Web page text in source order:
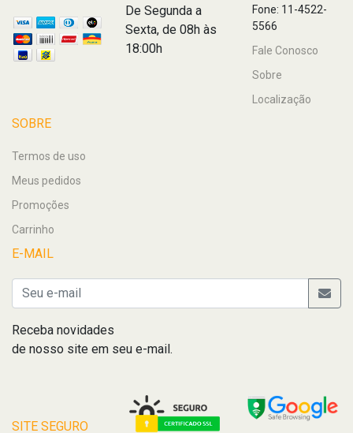
De Segunda a
Sexta, de 08h às
18:00h
Fone: 11-4522-
5566
Fale Conosco
Sobre
Localização
SOBRE
Termos de uso
Meus pedidos
Promoções
Carrinho
E-MAIL
Receba novidades
de nosso site em seu e-mail.
SITE SEGURO